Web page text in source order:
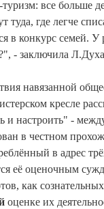
все больше
туда, где легче
в конкурс семей.
- заключила
навязанной
кресле
и настроить" -
в честном
в адрес
её оценочным
как
оценке их